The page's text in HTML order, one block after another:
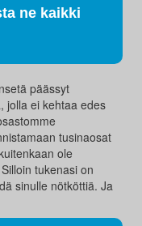
ne kaikki
päässyt
jolla ei kehtaa edes
tusinaosat
ole
tukenasi on
sinulle nötköttiä. Ja